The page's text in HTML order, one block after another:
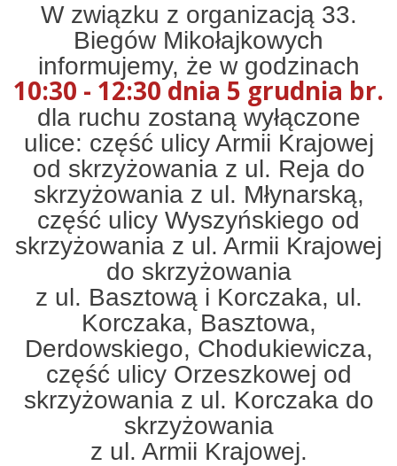
W związku z organizacją 33.
Biegów Mikołajkowych
informujemy, że w godzinach
10:30 - 12:30 dnia 5 grudnia br.
dla ruchu zostaną wyłączone
ulice: część ulicy Armii Krajowej
od skrzyżowania z ul. Reja do
skrzyżowania z ul. Młynarską,
część ulicy Wyszyńskiego od
skrzyżowania z ul. Armii Krajowej
do skrzyżowania
z ul. Basztową i Korczaka, ul.
Korczaka, Basztowa,
Derdowskiego, Chodukiewicza,
część ulicy Orzeszkowej od
skrzyżowania z ul. Korczaka do
skrzyżowania
z ul. Armii Krajowej.